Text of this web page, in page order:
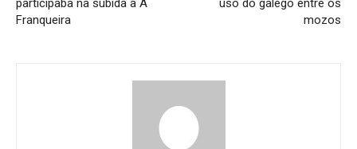
participaba na subida a A
Franqueira
uso do galego entre os
mozos